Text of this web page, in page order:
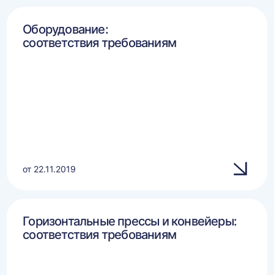
Оборудование:
соответствия требованиям
от 22.11.2019
Горизонтальные прессы и конвейеры:
соответствия требованиям